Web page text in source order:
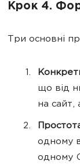
Крок 4.
Три основні
що від
на сайт,
одному
одному